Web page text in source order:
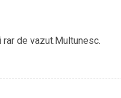
de vazut.Multunesc.